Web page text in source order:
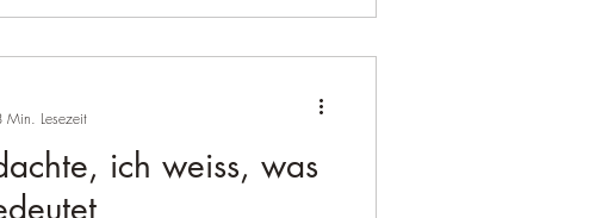
ich weiss, was
Min. Lesezeit